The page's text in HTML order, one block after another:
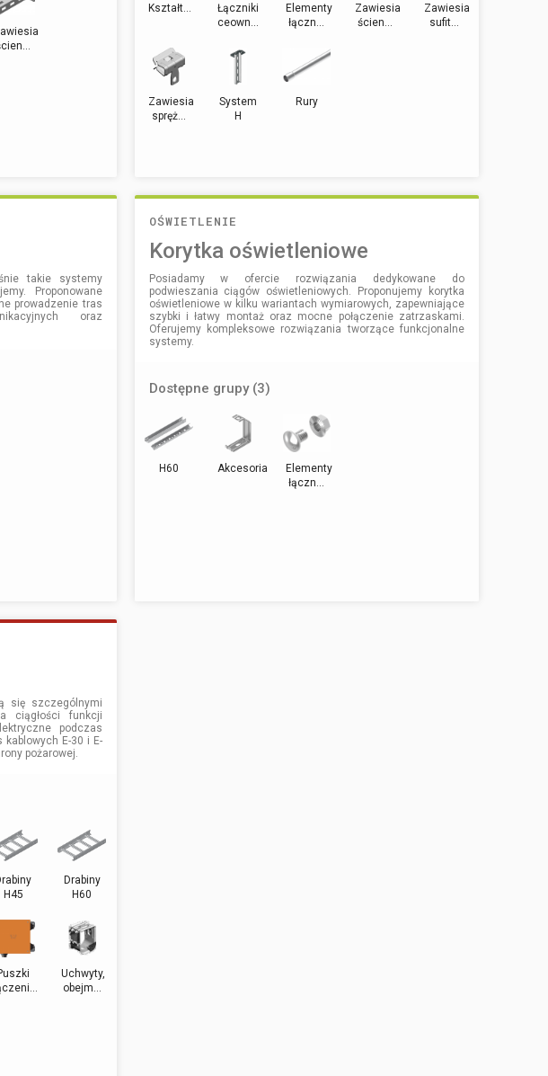
Kształt...
Łączniki
ceown...
Elementy
łączn...
Zawiesia
ścien...
Zawiesia
sufit...
Zawiesia
spręż...
System
H
Rury
takie systemy
Proponowane
prowadzenie tras
oraz
OŚWIETLENIE
Korytka oświetleniowe
Posiadamy w ofercie rozwiązania dedykowane do
podwieszania ciągów oświetleniowych. Proponujemy korytka
oświetleniowe w kilku wariantach wymiarowych, zapewniające
szybki i łatwy montaż oraz mocne połączenie zatrzaskami.
Oferujemy kompleksowe rozwiązania tworzące funkcjonalne
systemy.
Dostępne grupy (3)
H60 Akcesoria
Elementy
łączn...
się szczególnymi
ciągłości funkcji
podczas
E-30 i E-
pożarowej.
H45
Drabiny
H60
Uchwyty,
obejm...